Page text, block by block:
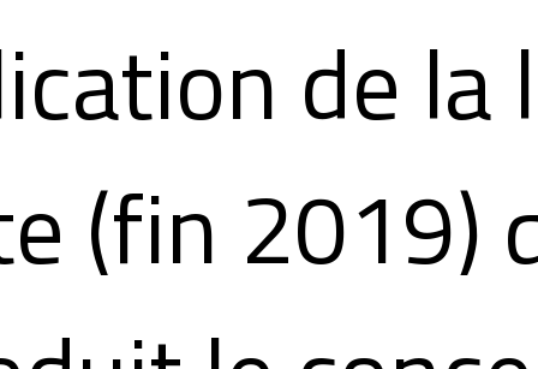
de la
(fin 2019)